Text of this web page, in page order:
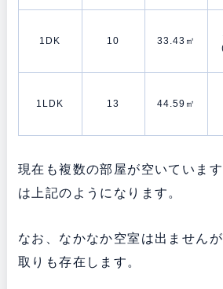
1DK 10 33.43㎡
1LDK 13 44.59㎡
現在も複数の部屋が空いていま
は上記のようになります。
なお、なかなか空室は出ません
取りも存在します。